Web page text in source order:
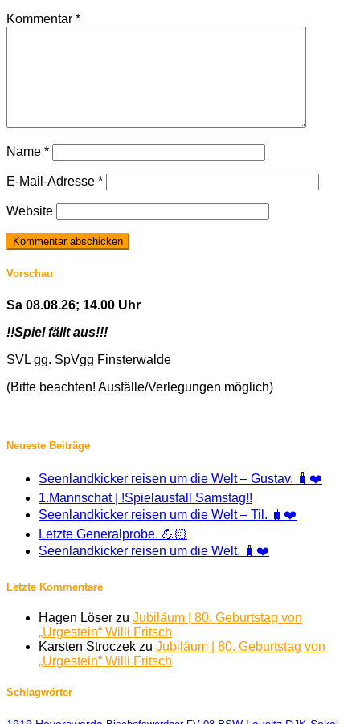
Kommentar *
Name *
E-Mail-Adresse *
Website
Vorschau
Sa 08.08.26; 14.00 Uhr
!!Spiel fällt aus!!!
SVL gg. SpVgg Finsterwalde
(Bitte beachten! Ausfälle/Verlegungen möglich)
Neueste Beiträge
Seenlandkicker reisen um die Welt – Gustav. 🧳❤️
1.Mannschat | !Spielausfall Samstag!!
Seenlandkicker reisen um die Welt – Til. 🧳❤️
Letzte Generalprobe. 💪🏻
Seenlandkicker reisen um die Welt. 🧳❤️
Letzte Kommentare
Hagen Löser zu Jubiläum | 80. Geburtstag von
„Urgestein“ Willi Fritsch
Karsten Stroczek zu Jubiläum | 80. Geburtstag von
„Urgestein“ Willi Fritsch
Schlagwörter